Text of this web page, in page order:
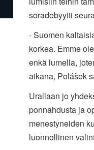
soradebyytti
- Suomen
korkea. Emme
enkä lumella,
aikana, Polášek
Urallaan jo
ponnahdusta ja
menestyneiden
luonnollinen